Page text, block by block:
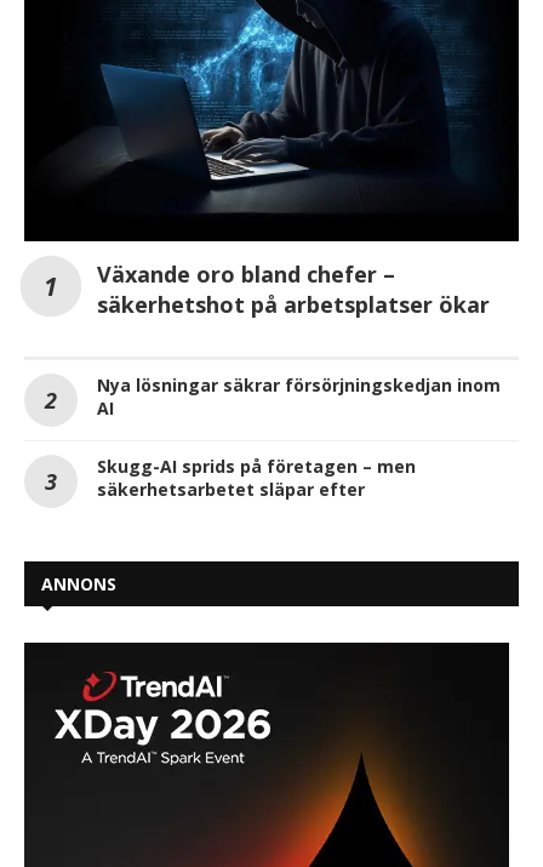
Växande oro bland chefer –
säkerhetshot på arbetsplatser ökar
Nya lösningar säkrar försörjningskedjan inom
AI
Skugg-AI sprids på företagen – men
säkerhetsarbetet släpar efter
ANNONS